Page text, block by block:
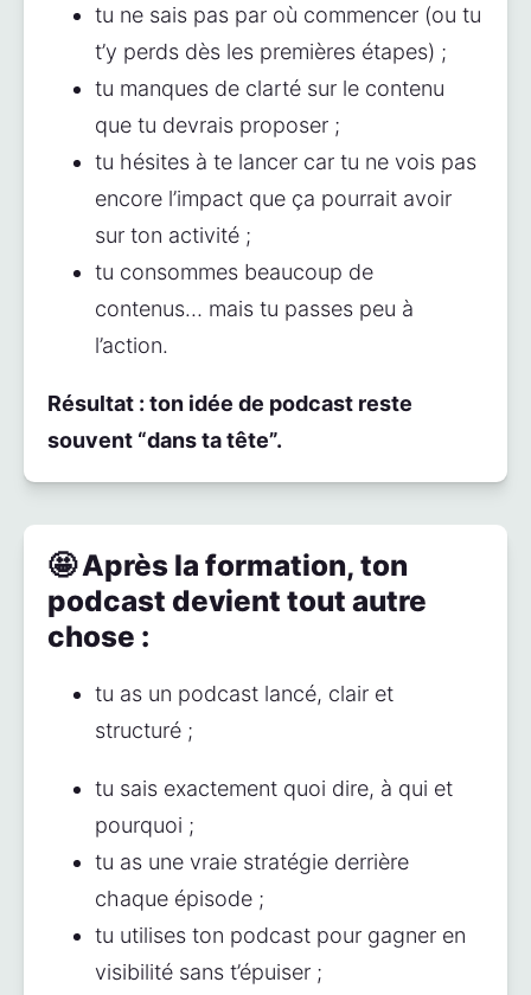
tu ne sais pas par où commencer (ou tu
t’y perds dès les premières étapes) ;
tu manques de clarté sur le contenu
que tu devrais proposer ;
tu hésites à te lancer car tu ne vois pas
encore l’impact que ça pourrait avoir
sur ton activité ;
tu consommes beaucoup de
contenus… mais tu passes peu à
l’action.
Résultat : ton idée de podcast reste
souvent “dans ta tête”.
🤩 Après la formation, ton
podcast devient tout autre
chose :
tu as un podcast lancé, clair et
structuré ;
tu sais exactement quoi dire, à qui et
pourquoi ;
tu as une vraie stratégie derrière
chaque épisode ;
tu utilises ton podcast pour gagner en
visibilité sans t’épuiser ;